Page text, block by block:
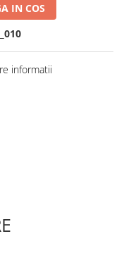
IN COS
informatii